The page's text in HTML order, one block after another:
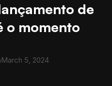
de
o momento
March 5, 2024